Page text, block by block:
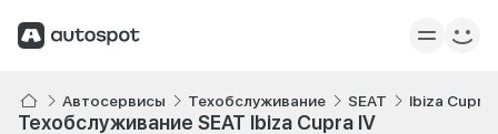
Автосервисы Техобслуживание SEAT Ibiza Cupra
Техобслуживание SEAT Ibiza Cupra IV